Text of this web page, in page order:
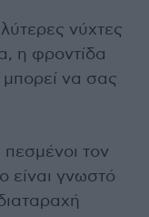
νύχτες
η φροντίδα
να σας
πεσμένοι τον
είναι γνωστό